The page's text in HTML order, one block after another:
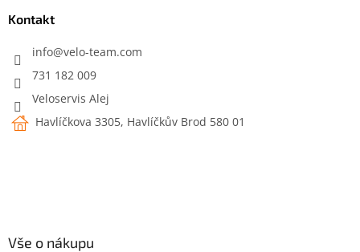
Kontakt
info@velo-team.com
731 182 009
Veloservis Alej
Havlíčkova 3305, Havlíčkův Brod 580 01
Vše o nákupu